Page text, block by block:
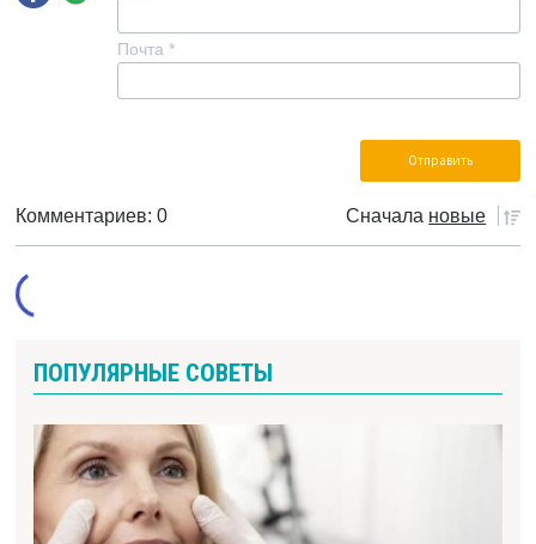
Почта *
Комментариев: 0 Сначала новые
ПОПУЛЯРНЫЕ СОВЕТЫ